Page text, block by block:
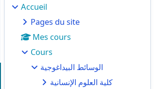
Accueil
Pages du site
Mes cours
Cours
الوسائط البيداغوجية
كلية العلوم الإنسانية